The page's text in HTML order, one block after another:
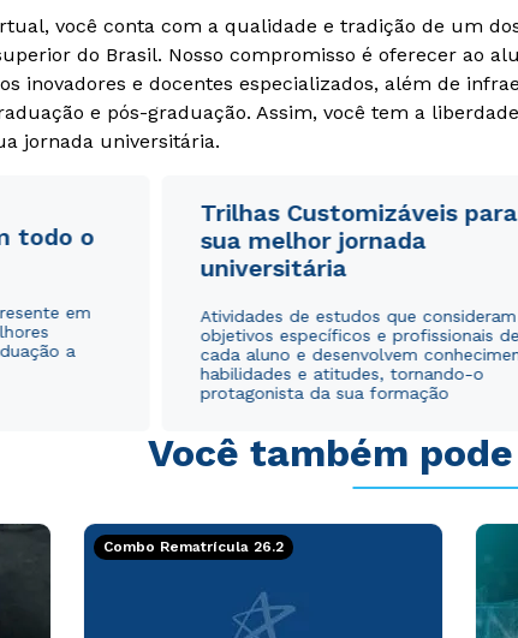
você conta com a qualidade e tradição de um
do Brasil. Nosso compromisso é oferecer ao
inovadores e docentes especializados, além de
e pós-graduação. Assim, você tem a
jornada universitária.
todo o
em
a
Trilhas Customizáveis
sua melhor jornada
universitária
Atividades de estudos que
objetivos específicos e profissionais de
cada aluno e desenvolvem
habilidades e atitudes, tornando-o
protagonista da sua formação
Você também
Combo Rematrícula 26.2
Estou de acordo com aPolítica de
autorizo que meus dados sejam
Estou de acordo com aPolítica de
autorizo que meus dados sejam